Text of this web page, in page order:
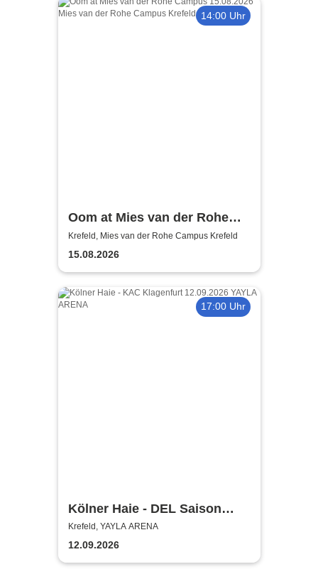
14:00 Uhr
Oom at Mies van der Rohe
Campus
Krefeld, Mies van der Rohe Campus Krefeld
15.08.2026
17:00 Uhr
Kölner Haie - DEL Saison
2026/27
Krefeld, YAYLA ARENA
12.09.2026